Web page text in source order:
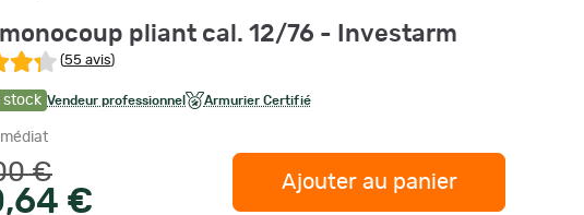
pliant cal. 12/76 - Investarm
(55 avis)
stock Vendeur professionnel Armurier Certifié
€
€
Ajouter au panier